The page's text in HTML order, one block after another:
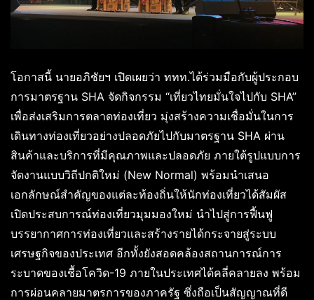
โอกาสนี้ นายอภิชัยฯ เปิดเผยว่า ททท.ได้ร่วมมือกับผู้ประกอบ
การมาตรฐาน SHA จัดกิจกรรม “เที่ยวไทยมั่นใจไปกับ SHA”
เพื่อส่งเสริมการตลาดท่องเที่ยว มุ่งสร้างความเชื่อมั่นในการ
เดินทางท่องเที่ยวอย่างปลอดภัยไปกับมาตรฐาน SHA ผ่าน
สินค้าและบริการที่มีคุณภาพและปลอดภัย ภายใต้รูปแบบการ
จัดงานแบบวิถีปกติใหม่ (New Normal) พร้อมนำเสนอ
เอกลักษณ์สำคัญของแต่ละท้องถิ่นให้นักท่องเที่ยวได้สัมผัส
เปิดประสบการณ์ท่องเที่ยวมุมมองใหม่ นำไปสู่การฟื้นฟู
บรรยากาศการท่องเที่ยวและสร้างรายได้กระจายสู่ระบบ
เศรษฐกิจของประเทศ อีกทั้งยังสอดคล้องสถานการณ์การ
ระบาดของเชื้อโควิด-19 ภายในประเทศได้คลี่คลายลง พร้อม
การผ่อนคลายมาตรการของภาครัฐ ซึ่งถือเป็นสัญญาณที่ดี